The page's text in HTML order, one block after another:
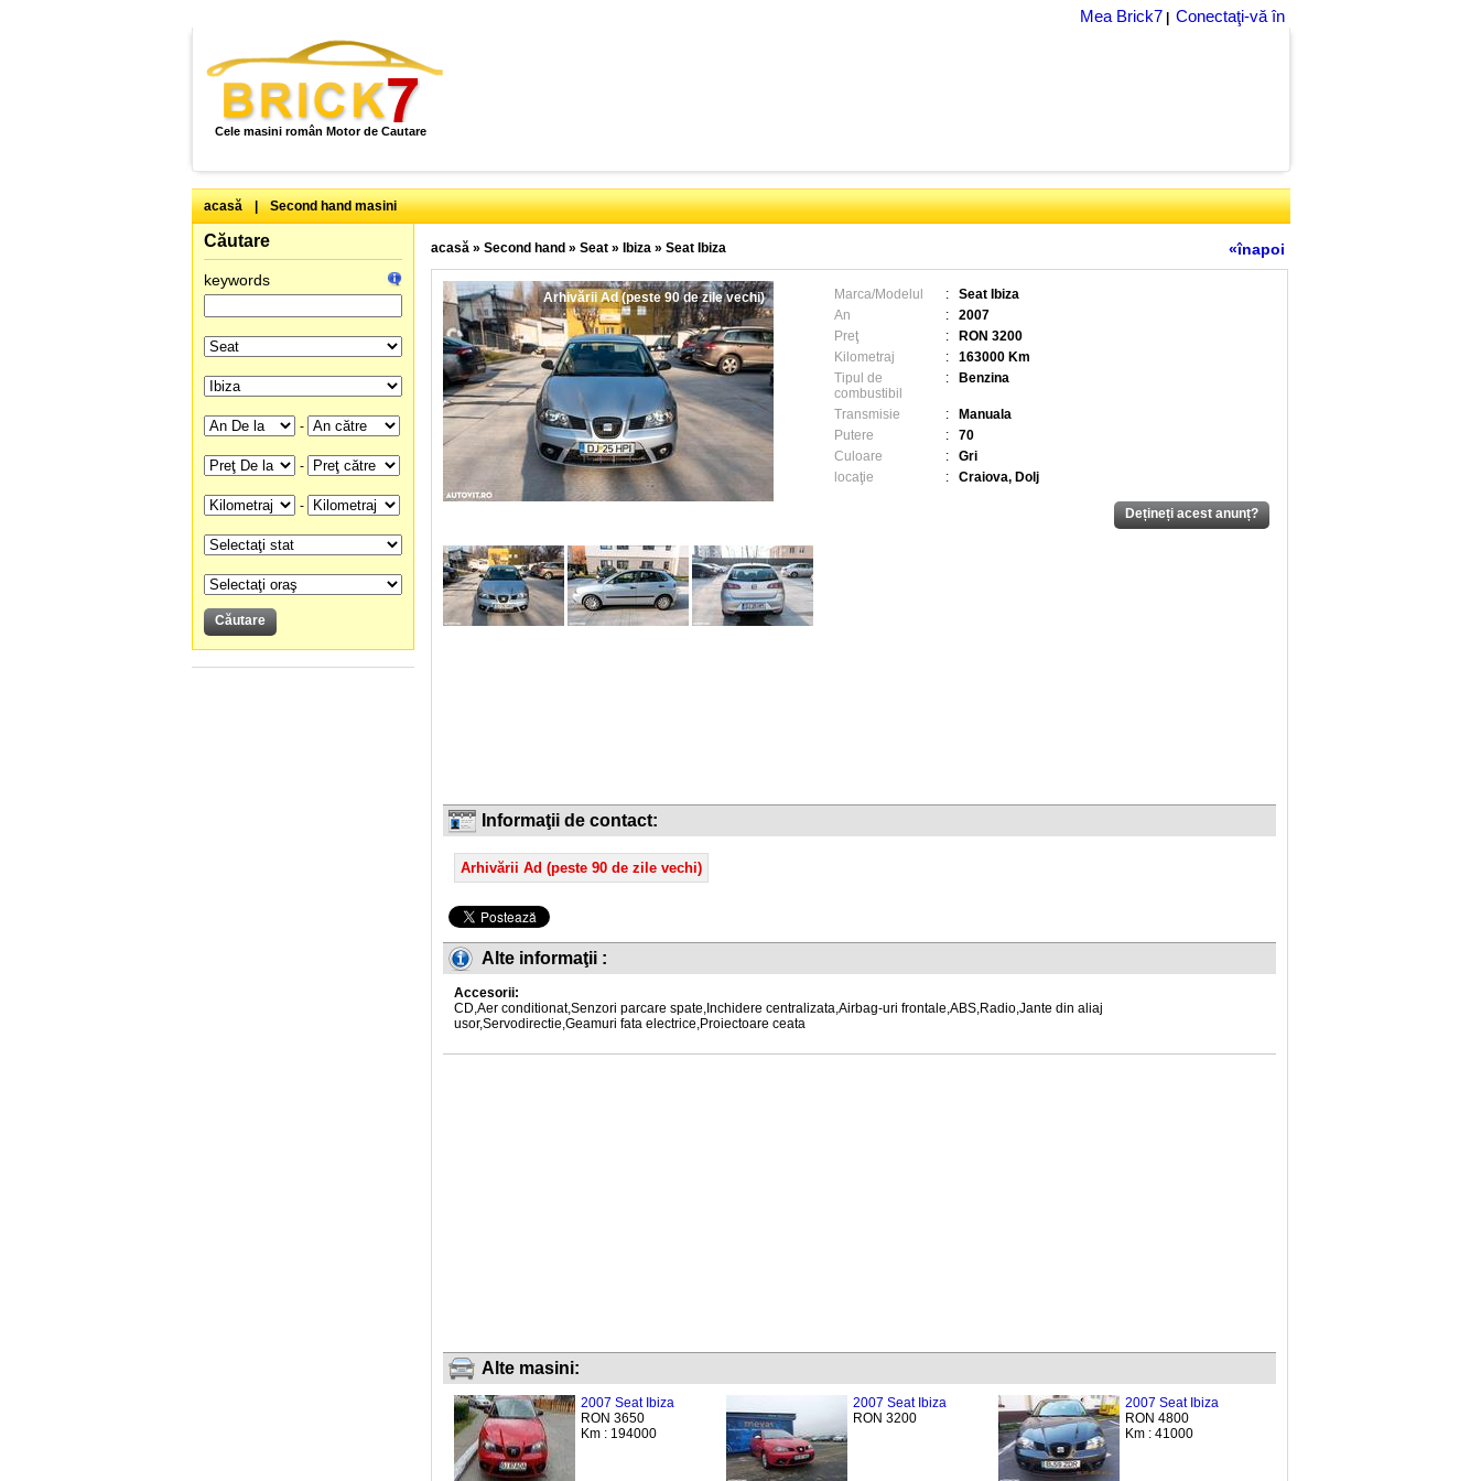
Mea Brick7 Conectaţi-vă în
Cele masini român Motor de Cautare
acasă | Second hand masini
Căutare
keywords
-
-
-
«înapoi
acasă» Second hand » Seat» Ibiza» Seat Ibiza
Arhivării Ad (peste 90 de zile vechi) Marca/Modelul :
Seat Ibiza
An
:
2007
Preţ
:
RON 3200
Kilometraj
:
163000 Km
Tipul de
combustibil
: Benzina
Transmisie :
Manuala
Putere
:
70
Culoare
:
Gri
locaţie
: Craiova, Dolj
Informaţii de contact:
Arhivării Ad (peste 90 de zile vechi)
Alte informaţii :
Accesorii:
CD,Aer conditionat,Senzori parcare spate,Inchidere centralizata,Airbag-uri frontale,ABS,Radio,Jante din aliaj
usor,Servodirectie,Geamuri fata electrice,Proiectoare ceata
Alte masini:
2007 Seat Ibiza
RON 3650
Km : 194000
2007 Seat Ibiza
RON 3200
2007 Seat Ibiza
RON 4800
Km : 41000